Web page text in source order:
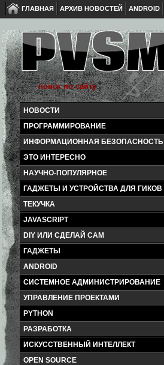
ГЛАВНАЯ АРХИВ НОВОСТЕЙ ANDROID
НОВОСТИ
ПРОГРАММИРОВАНИЕ
ИНФОРМАЦИОННАЯ БЕЗОПАСНОСТЬ
ЭТО ИНТЕРЕСНО
НАУЧНО-ПОПУЛЯРНОЕ
ГАДЖЕТЫ И УСТРОЙСТВА ДЛЯ ГИКОВ
ТЕКУЧКА
JAVASCRIPT
DIY ИЛИ СДЕЛАЙ САМ
ГАДЖЕТЫ
ANDROID
СИСТЕМНОЕ АДМИНИСТРИРОВАНИЕ
УПРАВЛЕНИЕ ПРОЕКТАМИ
PYTHON
РАЗРАБОТКА
ИСКУССТВЕННЫЙ ИНТЕЛЛЕКТ
OPEN SOURCE